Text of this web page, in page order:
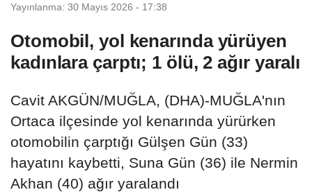
Yayınlanma: 30 Mayıs 2026 - 17:38
Otomobil, yol kenarında yürüyen
kadınlara çarptı; 1 ölü, 2 ağır yaralı
Cavit AKGÜN/MUĞLA, (DHA)-MUĞLA'nın
Ortaca ilçesinde yol kenarında yürürken
otomobilin çarptığı Gülşen Gün (33)
hayatını kaybetti, Suna Gün (36) ile Nermin
Akhan (40) ağır yaralandı